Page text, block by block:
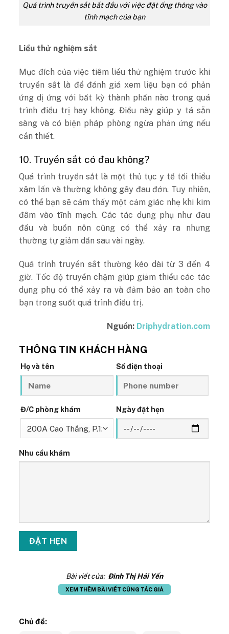
Quá trình truyền sắt bắt đầu với việc đặt ống thông vào
tĩnh mạch của bạn
Liều thử nghiệm sắt
Mục đích của việc tiêm liều thử nghiệm trước khi
truyền sắt là để đánh giá xem liệu bạn có phản
ứng dị ứng với bất kỳ thành phần nào trong quá
trình điều trị hay không. Điều này giúp y tá sẵn
sàng và có biện pháp phòng ngừa phản ứng nếu
cần thiết.
10. Truyền sắt có đau không?
Quá trình truyền sắt là một thủ tục y tế tối thiểu
xâm lấn và thường không gây đau đớn. Tuy nhiên,
có thể bạn sẽ cảm thấy một cảm giác nhẹ khi kim
đâm vào tĩnh mạch. Các tác dụng phụ như đau
đầu và buồn nôn cũng có thể xảy ra nhưng
thường tự giảm dần sau vài ngày.
Quá trình truyền sắt thường kéo dài từ 3 đến 4
giờ. Tốc độ truyền chậm giúp giảm thiểu các tác
dụng phụ có thể xảy ra và đảm bảo an toàn cho
bạn trong suốt quá trình điều trị.
Nguồn: Driphydration.com
THÔNG TIN KHÁCH HÀNG
Họ và tên Số điện thoại
Đ/C phòng khám Ngày đặt hẹn
Nhu cầu khám
Bài viết của: Đinh Thị Hải Yến
XEM THÊM BÀI VIẾT CÙNG TÁC GIẢ
Chủ đề: